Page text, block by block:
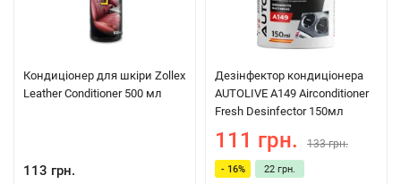
Кондиціонер для шкіри Zollex
Leather Conditioner 500 мл
113 грн.
Дезінфектор кондиціонера
AUTOLIVE A149 Airconditioner
Fresh Desinfector 150мл
111 грн. 133 грн.
- 16% 22 грн.